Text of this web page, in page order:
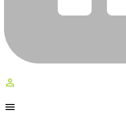
perm_identity
menu